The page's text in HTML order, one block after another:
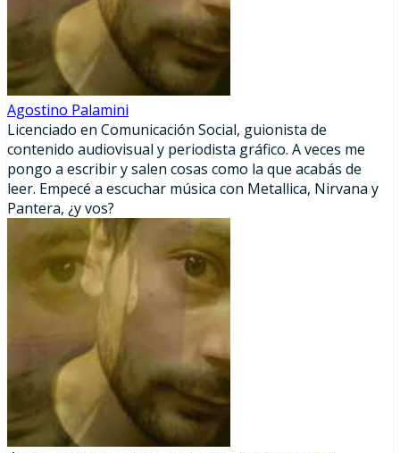
Agostino Palamini
Licenciado en Comunicación Social, guionista de
contenido audiovisual y periodista gráfico. A veces me
pongo a escribir y salen cosas como la que acabás de
leer. Empecé a escuchar música con Metallica, Nirvana y
Pantera, ¿y vos?